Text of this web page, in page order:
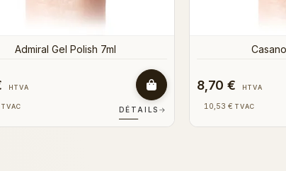
HTVA
TVAC DÉTAILS →
8,70 € HTVA
10,53 € TVAC